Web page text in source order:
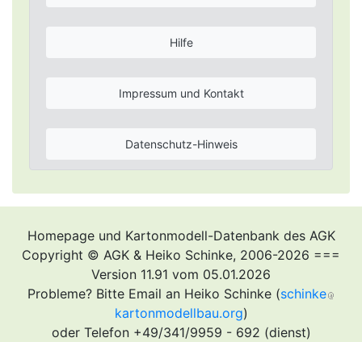
Hilfe
Impressum und Kontakt
Datenschutz-Hinweis
Homepage und Kartonmodell-Datenbank des AGK
Copyright © AGK & Heiko Schinke, 2006-2026 ===
Version 11.91 vom 05.01.2026
Probleme? Bitte Email an Heiko Schinke (schinke
kartonmodellbau.org)
oder Telefon +49/341/9959 - 692 (dienst)